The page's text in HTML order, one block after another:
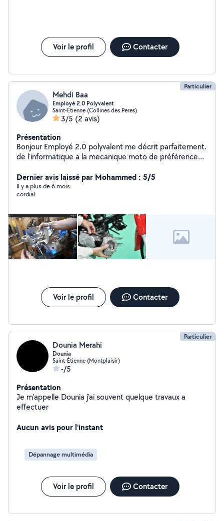
Voir le profil Contacter
Particulier
Mehdi Baa
Employé 2.0 Polyvalent
Saint-Étienne (Collines des Peres)
3/5 (2 avis)
Présentation
Bonjour Employé 2.0 polyvalent me décrit parfaitement.
de l'informatique a la mecanique moto de préférence
force de l'âge. Dieu Merci je suis un oui un homme a
tout faire. besoin de moi n'hésite pas je suis dispo ce
week-end. jai ma boite à outils . besoin d'un coup de
Dernier avis laissé par Mohammed : 5/5
Il y a plus de 6 mois
cordial
Voir le profil Contacter
Particulier
Dounia Merahi
Dounia
Saint-Étienne (Montplaisir)
-/5
Présentation
Je m'appelle Dounia j'ai souvent quelque travaux a
effectuer
Aucun avis pour l'instant
Dépannage multimédia
Voir le profil Contacter